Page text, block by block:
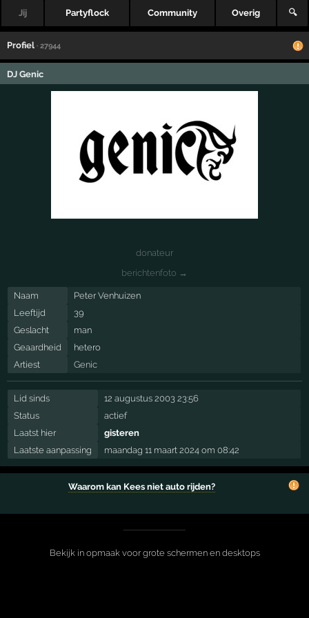
Jij Partyflock Community Overig 🔍
Profiel · 27944
DJ Genic
donateur
berichtenfoto →
Naam
Peter Venhuizen
Leeftijd
39
Geslacht
man
Geaardheid
hetero
Artiest
Genic
Lid sinds
12 augustus 2003 23:56
Status
actief
Laatst hier
gisteren
Laatste aanpassing
maandag 11 maart 2024 om 08:42
Waarom kan Kees niet auto rijden?
Bekijk in opmaak voor grote schermen en desktops